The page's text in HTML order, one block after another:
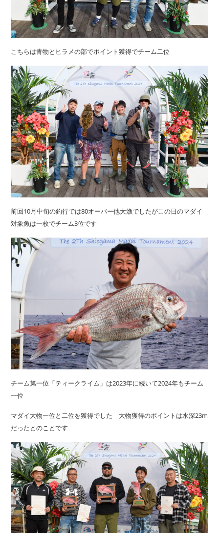
こちらは青物とヒラメの部でポイント獲得でチーム二位
前回10月中旬の釣行では80オーバー他大漁でしたがこの日のマダイ
対象魚は一枚でチーム3位です
チーム第一位「ティークライム」は2023年に続いて2024年もチーム
一位
マダイ大物一位と二位を獲得でした 大物獲得のポイントは水深23m
だったとのことです